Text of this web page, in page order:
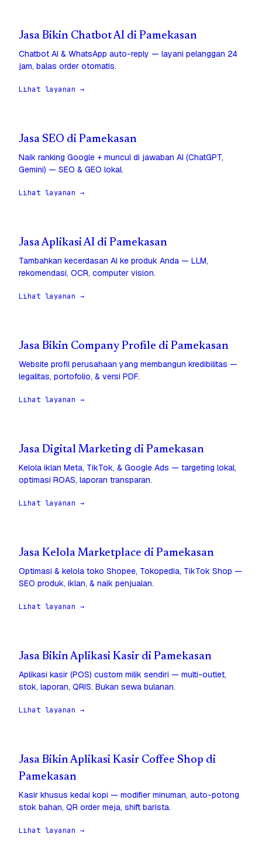
Jasa Bikin Chatbot AI di Pamekasan
Chatbot AI & WhatsApp auto-reply — layani pelanggan 24
jam, balas order otomatis.
Lihat layanan →
Jasa SEO di Pamekasan
Naik ranking Google + muncul di jawaban AI (ChatGPT,
Gemini) — SEO & GEO lokal.
Lihat layanan →
Jasa Aplikasi AI di Pamekasan
Tambahkan kecerdasan AI ke produk Anda — LLM,
rekomendasi, OCR, computer vision.
Lihat layanan →
Jasa Bikin Company Profile di Pamekasan
Website profil perusahaan yang membangun kredibilitas —
legalitas, portofolio, & versi PDF.
Lihat layanan →
Jasa Digital Marketing di Pamekasan
Kelola iklan Meta, TikTok, & Google Ads — targeting lokal,
optimasi ROAS, laporan transparan.
Lihat layanan →
Jasa Kelola Marketplace di Pamekasan
Optimasi & kelola toko Shopee, Tokopedia, TikTok Shop —
SEO produk, iklan, & naik penjualan.
Lihat layanan →
Jasa Bikin Aplikasi Kasir di Pamekasan
Aplikasi kasir (POS) custom milik sendiri — multi-outlet,
stok, laporan, QRIS. Bukan sewa bulanan.
Lihat layanan →
Jasa Bikin Aplikasi Kasir Coffee Shop di
Pamekasan
Kasir khusus kedai kopi — modifier minuman, auto-potong
stok bahan, QR order meja, shift barista.
Lihat layanan →